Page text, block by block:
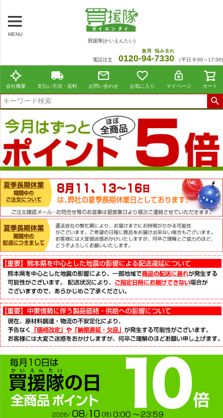
MENU
買援隊(かいえんたい)
電話注文 0120-94
急用
-7330
悩み去れ
（平日 9:00～17:00)
会社概要 支払い方法・送料 お問い合わせ お気に入り マイページ カート